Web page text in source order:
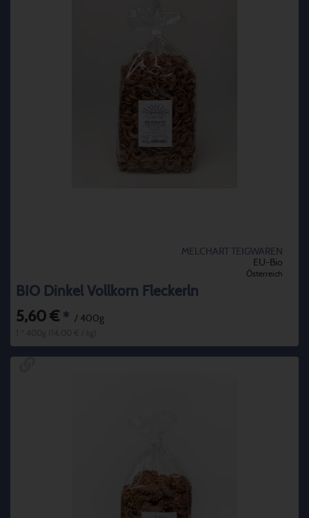
MELCHART TEIGWAREN
EU-Bio
Österreich
BIO Dinkel Vollkorn Fleckerln
5,60 € * / 400g